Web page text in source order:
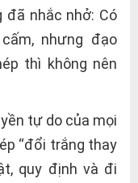
đã nhắc nhở: Có
nhưng đạo
thì không nên
tự do của mọi
“đổi trắng thay
quy định và đi